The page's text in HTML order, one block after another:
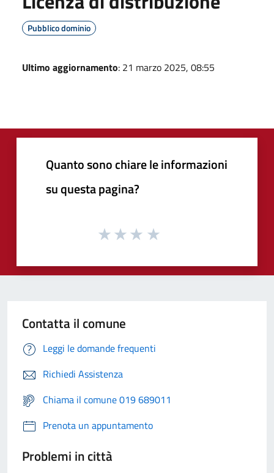
Pubblico dominio
Ultimo aggiornamento: 21 marzo 2025, 08:55
Quanto sono chiare le informazioni
su questa pagina?
Contatta il comune
Leggi le domande frequenti
Richiedi Assistenza
Chiama il comune 019 689011
Prenota un appuntamento
Problemi in città